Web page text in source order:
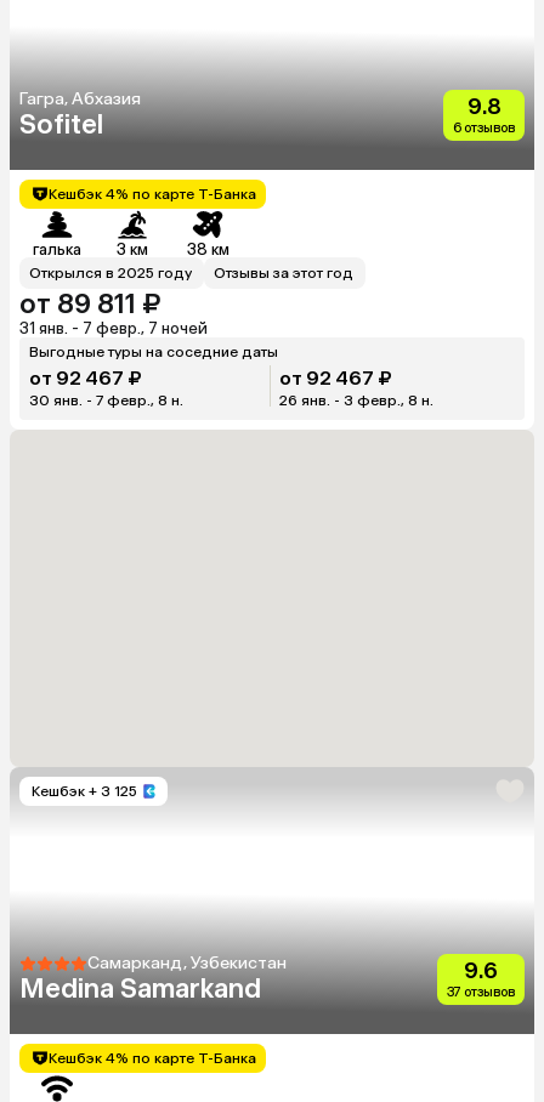
Гагра, Абхазия
Sofitel
9.8
6 отзывов
Кешбэк 4% по карте Т-Банка
галька 3 км 38 км
Открылся в 2025 году Отзывы за этот год
от 89 811 ₽
31 янв. - 7 февр., 7 ночей
Выгодные туры на соседние даты
от 92 467 ₽
30 янв. - 7 февр., 8 н.
от 92 467 ₽
26 янв. - 3 февр., 8 н.
Кешбэк + 3 125
Самарканд, Узбекистан
Medina Samarkand
9.6
37 отзывов
Кешбэк 4% по карте Т-Банка